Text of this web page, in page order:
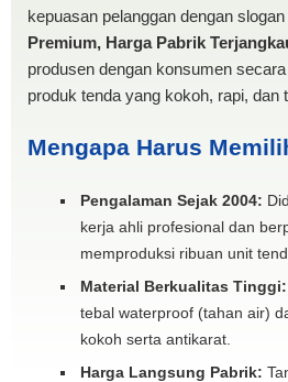
kepuasan pelanggan dengan
Premium, Harga Pabrik
produsen dengan konsumen
produk tenda yang kokoh, rapi, dan
Mengapa Harus
Pengalaman Sejak 2004:
kerja ahli profesional dan
memproduksi ribuan unit
Material Berkualitas Tinggi:
tebal waterproof (tahan air)
kokoh serta antikarat.
Harga Langsung Pabrik: